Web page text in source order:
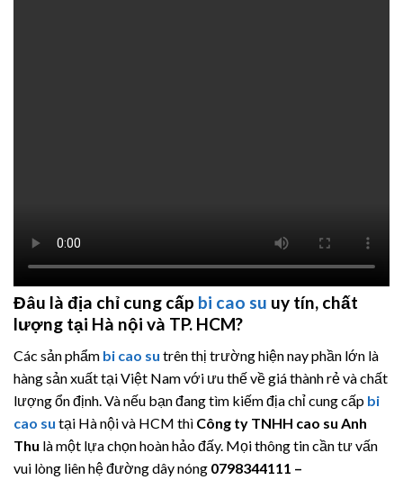
Đâu là địa chỉ cung cấp bi cao su uy tín, chất
lượng tại Hà nội và TP. HCM?
Các sản phẩm bi cao su trên thị trường hiện nay phần lớn là
hàng sản xuất tại Việt Nam với ưu thế về giá thành rẻ và chất
lượng ổn định. Và nếu bạn đang tìm kiếm địa chỉ cung cấp bi
cao su tại Hà nội và HCM thì Công ty TNHH cao su Anh
Thu là một lựa chọn hoàn hảo đấy. Mọi thông tin cần tư vấn
vui lòng liên hệ đường dây nóng 0798344111 –